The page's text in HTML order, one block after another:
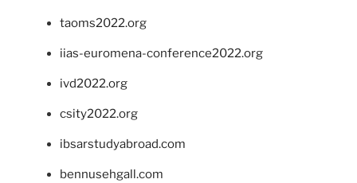
taoms2022.org
iias-euromena-conference2022.org
ivd2022.org
csity2022.org
ibsarstudyabroad.com
bennusehgall.com